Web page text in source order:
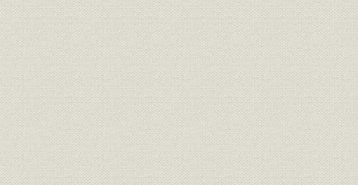
経営 三井家仮評議会議事録
明治二四
年五月三
経営;規則 三井組 諸規則留(抄) 明治廿六
財務・業績
明治廿五年下半季 大元方勘定目
録
明治廿五
財務・業績 物産会社営業実況報告并意見書 明治二四